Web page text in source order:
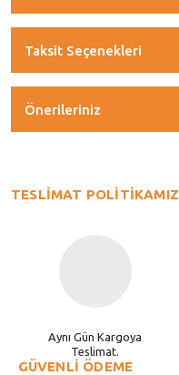
Taksit Seçenekleri
Önerileriniz
TESLİMAT POLİTİKAMIZ
Aynı Gün Kargoya
Teslimat.
GÜVENLİ ÖDEME